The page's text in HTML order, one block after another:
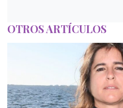
OTROS ARTÍCULOS